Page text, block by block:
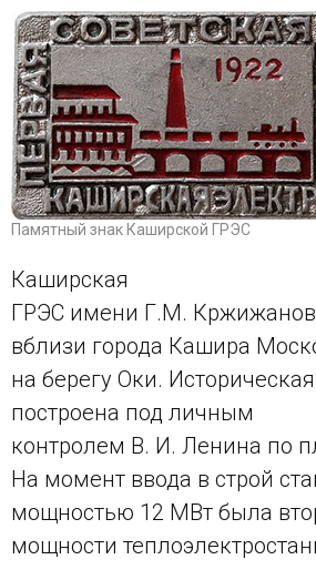
Памятный знак Каширской ГРЭС
Каширская
ГРЭС имени Г.М.
вблизи города Кашира
на берегу Оки.
построена под личным
контролем В. И. Ленина по
На момент ввода в строй
мощностью 12 МВт была
мощности